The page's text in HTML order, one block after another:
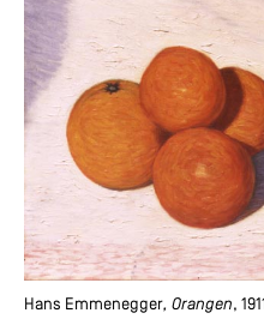
Hans Emmenegger, Orangen,